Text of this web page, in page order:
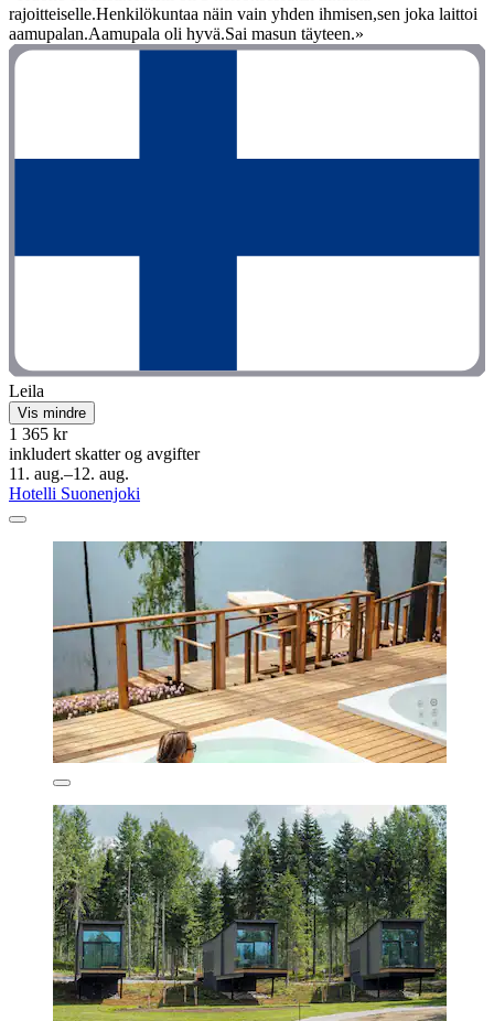
rajoitteiselle.Henkilökuntaa näin vain yhden ihmisen,sen joka laittoi
aamupalan.Aamupala oli hyvä.Sai masun täyteen.»
Leila
Vis mindre
1 365 kr
inkludert skatter og avgifter
11. aug.–12. aug.
Hotelli Suonenjoki